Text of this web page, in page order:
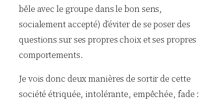
bêle avec le groupe dans le bon sens,
socialement accepté) d’éviter de se poser des
questions sur ses propres choix et ses propres
comportements.
Je vois donc deux manières de sortir de cette
société étriquée, intolérante, empêchée, fade :